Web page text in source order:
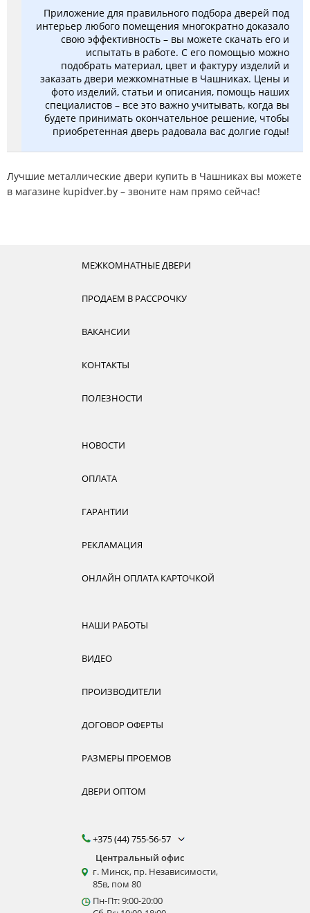
Приложение для правильного подбора дверей под
интерьер любого помещения многократно доказало
свою эффективность – вы можете скачать его и
испытать в работе. С его помощью можно
подобрать материал, цвет и фактуру изделий и
заказать двери межкомнатные в Чашниках. Цены и
фото изделий, статьи и описания, помощь наших
специалистов – все это важно учитывать, когда вы
будете принимать окончательное решение, чтобы
приобретенная дверь радовала вас долгие годы!
Лучшие металлические двери купить в Чашниках вы можете
в магазине kupidver.by – звоните нам прямо сейчас!
МЕЖКОМНАТНЫЕ ДВЕРИ
ПРОДАЕМ В РАССРОЧКУ
ВАКАНСИИ
КОНТАКТЫ
ПОЛЕЗНОСТИ
НОВОСТИ
ОПЛАТА
ГАРАНТИИ
РЕКЛАМАЦИЯ
ОНЛАЙН ОПЛАТА КАРТОЧКОЙ
НАШИ РАБОТЫ
ВИДЕО
ПРОИЗВОДИТЕЛИ
ДОГОВОР ОФЕРТЫ
РАЗМЕРЫ ПРОЕМОВ
ДВЕРИ ОПТОМ
+375 (44) 755-56-57
Центральный офис
г. Минск, пр. Независимости,
85в, пом 80
Пн-Пт: 9:00-20:00